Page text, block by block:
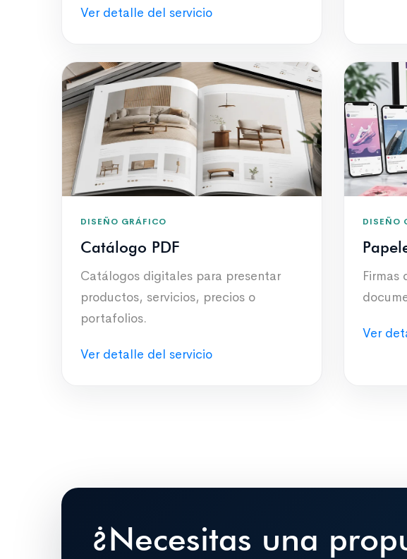
Ver detalle del servicio
DISEÑO GRÁFICO
Catálogo PDF
Catálogos digitales para presentar
productos, servicios, precios o
portafolios.
Ver detalle del servicio
DISEÑO
Firmas
Ver
¿Necesitas una